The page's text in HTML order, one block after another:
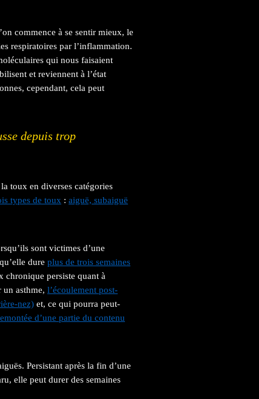
commence à se sentir mieux, le
respiratoires par l’inflammation.
qui nous faisaient
et reviennent à l’état
cependant, cela peut
depuis trop
toux en diverses catégories
types de toux : aiguë, subaiguë
sont victimes d’une
dure plus de trois semaines
chronique persiste quant à
un asthme, l’écoulement post-
nez) et, ce qui pourra peut-
d’une partie du contenu
Persistant après la fin d’une
elle peut durer des semaines